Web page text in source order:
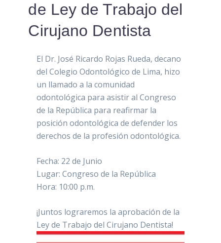
de Ley de Trabajo del
Cirujano Dentista
El Dr. José Ricardo Rojas Rueda, decano
del Colegio Odontológico de Lima, hizo
un llamado a la comunidad
odontológica para asistir al Congreso
de la República para reafirmar la
posición odontológica de defender los
derechos de la profesión odontológica.
Fecha: 22 de Junio
Lugar: Congreso de la República
Hora: 10:00 p.m.
¡Juntos lograremos la aprobación de la
Ley de Trabajo del Cirujano Dentista!